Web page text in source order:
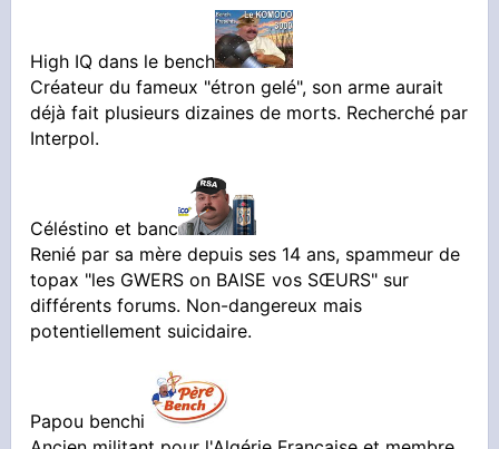
High IQ dans le bench
Créateur du fameux "étron gelé", son arme aurait
déjà fait plusieurs dizaines de morts. Recherché par
Interpol.
Céléstino et banc
Renié par sa mère depuis ses 14 ans, spammeur de
topax "les GWERS on BAISE vos SŒURS" sur
différents forums. Non-dangereux mais
potentiellement suicidaire.
Papou benchi